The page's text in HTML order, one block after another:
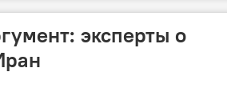
эксперты о